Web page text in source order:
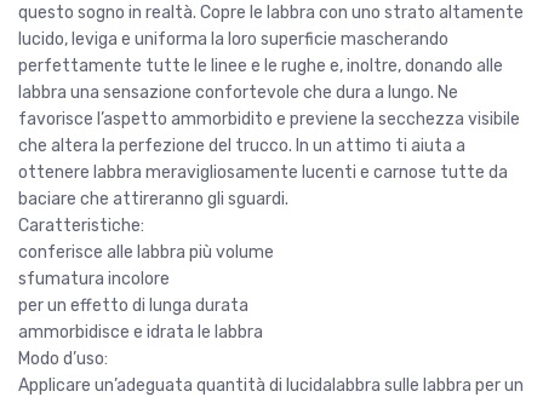
questo sogno in realtà. Copre le labbra con uno strato altamente
lucido, leviga e uniforma la loro superficie mascherando
perfettamente tutte le linee e le rughe e, inoltre, donando alle
labbra una sensazione confortevole che dura a lungo. Ne
favorisce l’aspetto ammorbidito e previene la secchezza visibile
che altera la perfezione del trucco. In un attimo ti aiuta a
ottenere labbra meravigliosamente lucenti e carnose tutte da
baciare che attireranno gli sguardi.
Caratteristiche:
conferisce alle labbra più volume
sfumatura incolore
per un effetto di lunga durata
ammorbidisce e idrata le labbra
Modo d’uso:
Applicare un’adeguata quantità di lucidalabbra sulle labbra per un